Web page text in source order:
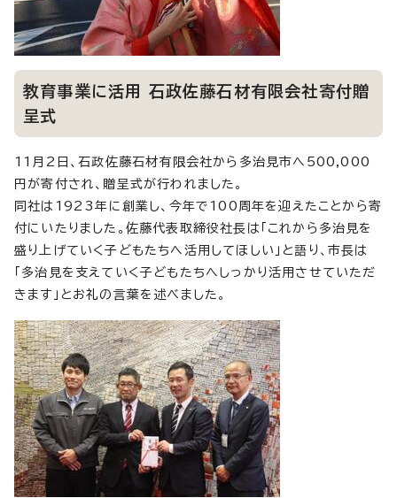
教育事業に活用 石政佐藤石材有限会社寄付贈
呈式
11月2日、石政佐藤石材有限会社から多治見市へ500,000
円が寄付され、贈呈式が行われました。
同社は1923年に創業し、今年で100周年を迎えたことから寄
付にいたりました。佐藤代表取締役社長は「これから多治見を
盛り上げていく子どもたちへ活用してほしい」と語り、市長は
「多治見を支えていく子どもたちへしっかり活用させていただ
きます」とお礼の言葉を述べました。